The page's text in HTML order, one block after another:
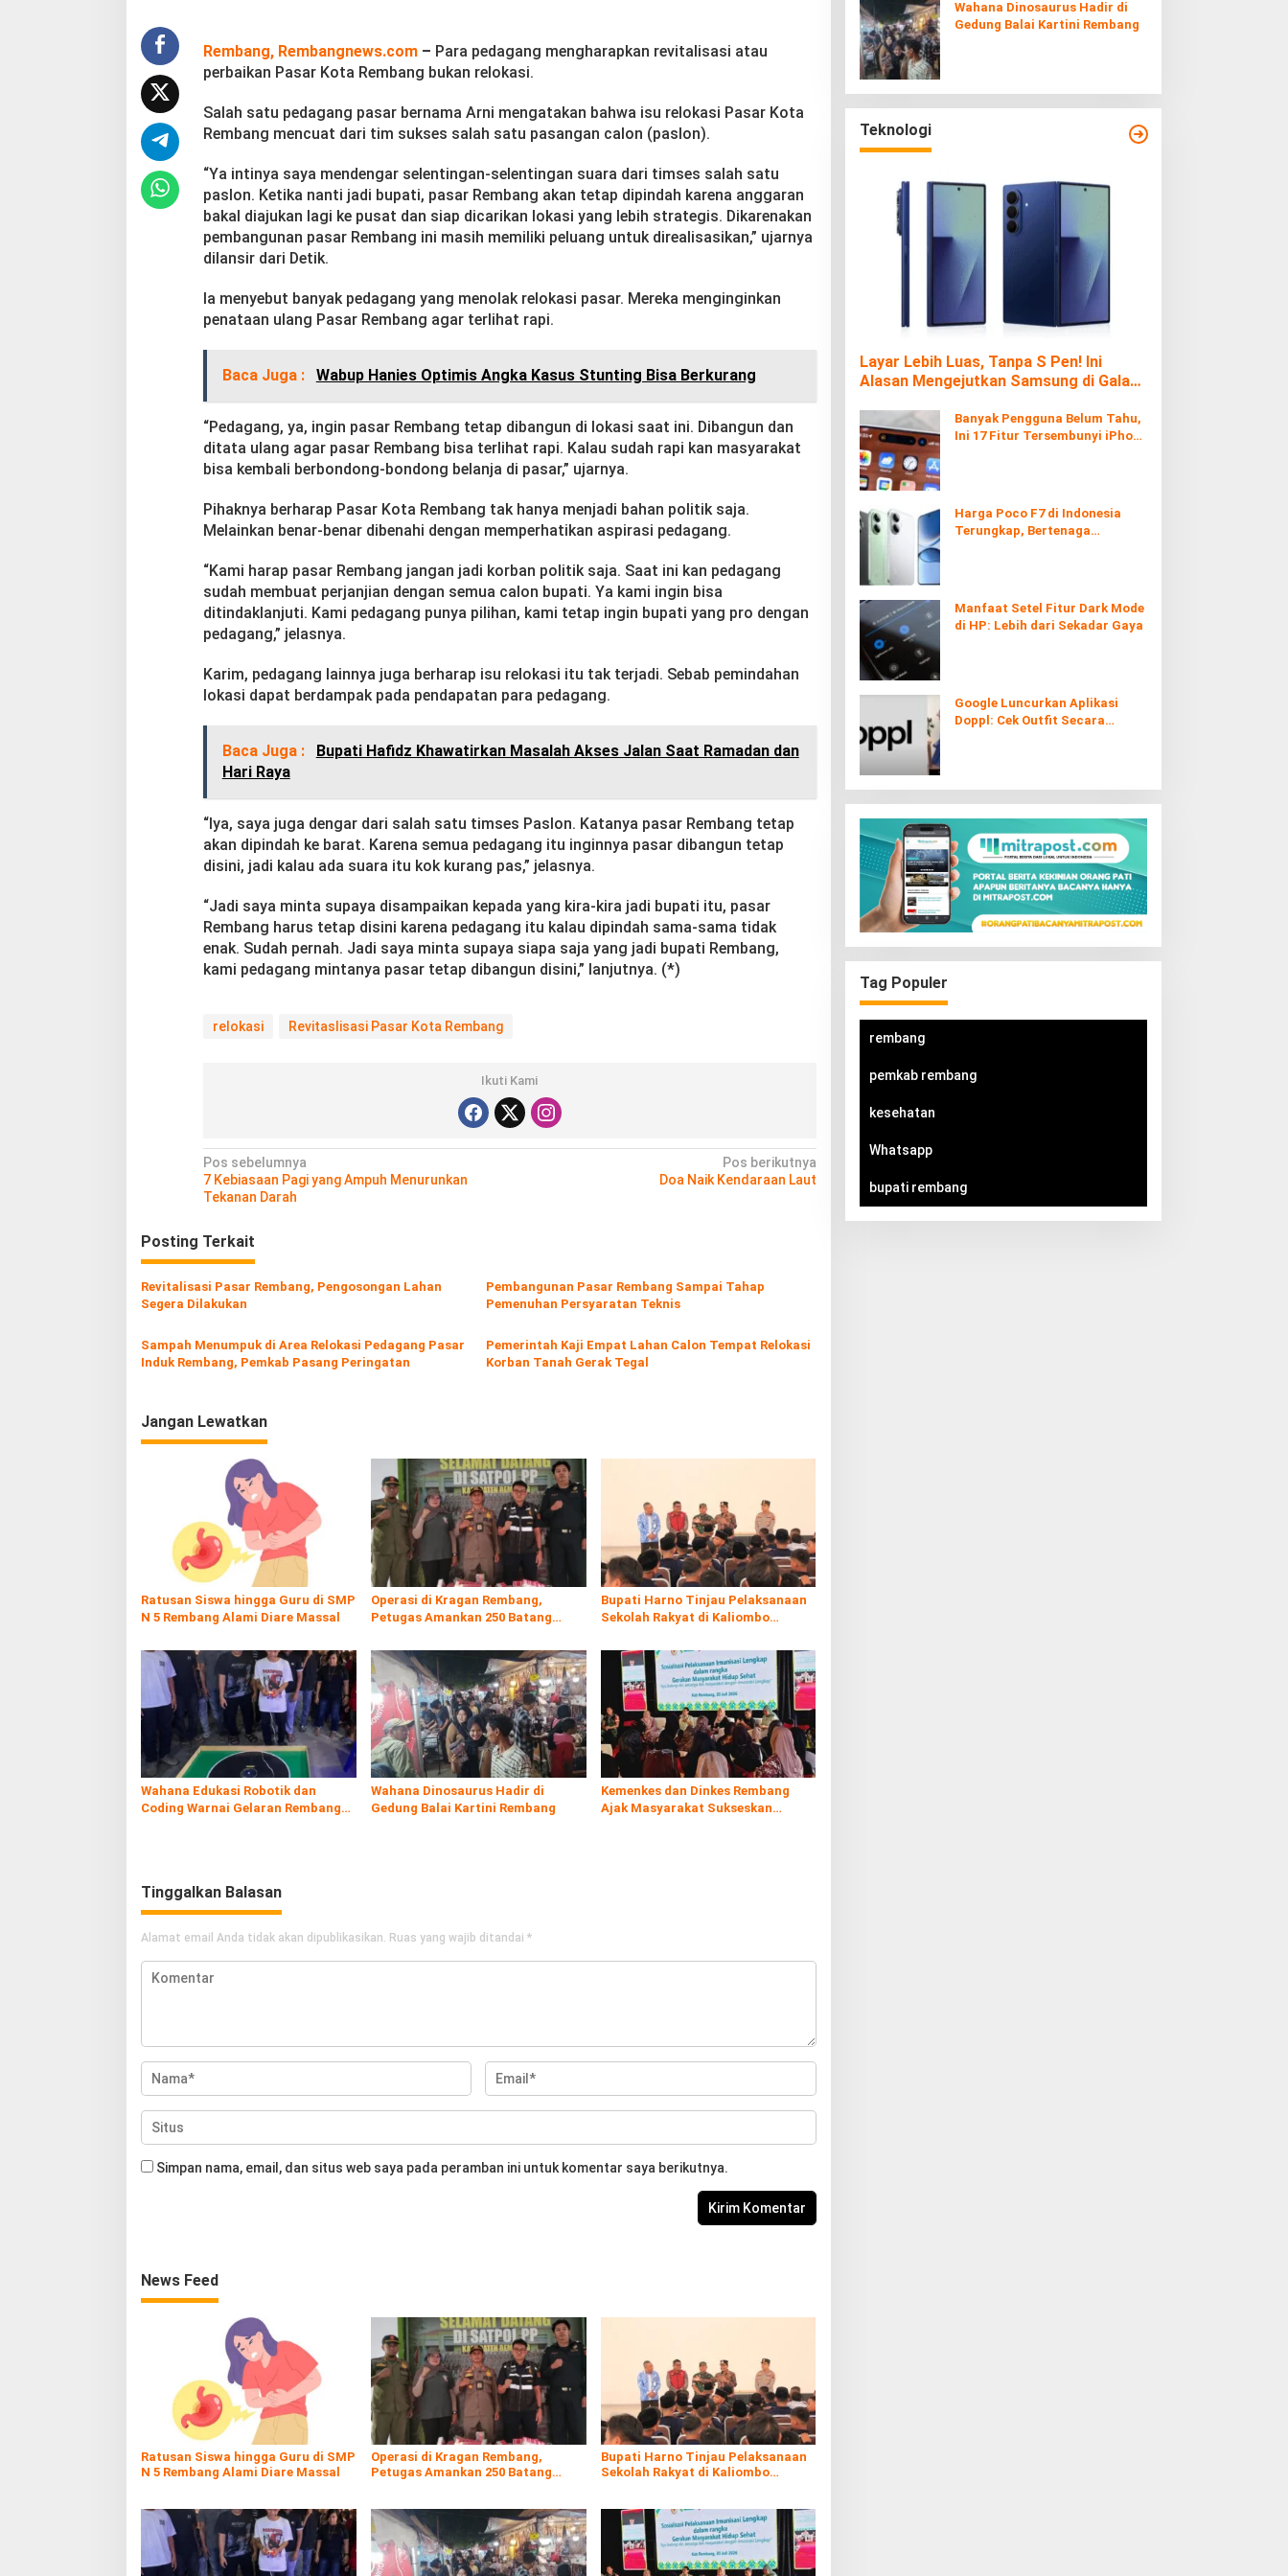
R
e
a
n
B
k
a
n
o
k
i
Rembang, Rembangnews.com– Para pedagang mengharapkan revitalisasi atau
perbaikan Pasar Kota Rembang bukan relokasi.
Salah satu pedagang pasar bernama Arni mengatakan bahwa isu relokasi Pasar Kota
Rembang mencuat dari tim sukses salah satu pasangan calon (paslon).
“Ya intinya saya mendengar selentingan-selentingan suara dari timses salah satu
paslon. Ketika nanti jadi bupati, pasar Rembang akan tetap dipindah karena anggaran
bakal diajukan lagi ke pusat dan siap dicarikan lokasi yang lebih strategis. Dikarenakan
pembangunan pasar Rembang ini masih memiliki peluang untuk direalisasikan,” ujarnya
dilansir dari Detik.
Ia menyebut banyak pedagang yang menolak relokasi pasar. Mereka menginginkan
penataan ulang Pasar Rembang agar terlihat rapi.
Baca Juga : Wabup Hanies Optimis Angka Kasus Stunting Bisa Berkurang
“Pedagang, ya, ingin pasar Rembang tetap dibangun di lokasi saat ini. Dibangun dan
ditata ulang agar pasar Rembang bisa terlihat rapi. Kalau sudah rapi kan masyarakat
bisa kembali berbondong-bondong belanja di pasar,” ujarnya.
Pihaknya berharap Pasar Kota Rembang tak hanya menjadi bahan politik saja.
Melainkan benar-benar dibenahi dengan memperhatikan aspirasi pedagang.
“Kami harap pasar Rembang jangan jadi korban politik saja. Saat ini kan pedagang
sudah membuat perjanjian dengan semua calon bupati. Ya kami ingin bisa
ditindaklanjuti. Kami pedagang punya pilihan, kami tetap ingin bupati yang pro dengan
pedagang,” jelasnya.
Karim, pedagang lainnya juga berharap isu relokasi itu tak terjadi. Sebab pemindahan
lokasi dapat berdampak pada pendapatan para pedagang.
Baca Juga :
Bupati Hafidz Khawatirkan Masalah Akses Jalan Saat Ramadan dan
Hari Raya
“Iya, saya juga dengar dari salah satu timses Paslon. Katanya pasar Rembang tetap
akan dipindah ke barat. Karena semua pedagang itu inginnya pasar dibangun tetap
disini, jadi kalau ada suara itu kok kurang pas,” jelasnya.
“Jadi saya minta supaya disampaikan kepada yang kira-kira jadi bupati itu, pasar
Rembang harus tetap disini karena pedagang itu kalau dipindah sama-sama tidak
enak. Sudah pernah. Jadi saya minta supaya siapa saja yang jadi bupati Rembang,
kami pedagang mintanya pasar tetap dibangun disini,” lanjutnya. (*)
relokasi Revitaslisasi Pasar Kota Rembang
Ikuti Kami
N
a
i
g
a
i
s
Pos sebelumnya
7 Kebiasaan Pagi yang Ampuh Menurunkan
Tekanan Darah
Pos berikutnya
Doa Naik Kendaraan Laut
Posting Terkait
Revitalisasi Pasar Rembang, Pengosongan Lahan
Segera Dilakukan
Pembangunan Pasar Rembang Sampai Tahap
Pemenuhan Persyaratan Teknis
Sampah Menumpuk di Area Relokasi Pedagang Pasar
Induk Rembang, Pemkab Pasang Peringatan
Pemerintah Kaji Empat Lahan Calon Tempat Relokasi
Korban Tanah Gerak Tegal
Jangan Lewatkan
Ratusan Siswa hingga Guru di SMP
N 5 Rembang Alami Diare Massal
Operasi di Kragan Rembang,
Petugas Amankan 250 Batang
Bupati Harno Tinjau Pelaksanaan
Sekolah Rakyat di Kaliombo
Wahana Edukasi Robotik dan
Coding Warnai Gelaran Rembang
Wahana Dinosaurus Hadir di
Gedung Balai Kartini Rembang
Kemenkes dan Dinkes Rembang
Ajak Masyarakat Sukseskan
Tinggalkan Balasan
Alamat email Anda tidak akan dipublikasikan. Ruas yang wajib ditandai *
Simpan nama, email, dan situs web saya pada peramban ini untuk komentar saya berikutnya.
News Feed
Ratusan Siswa hingga Guru di SMP
N 5 Rembang Alami Diare Massal
Operasi di Kragan Rembang,
Petugas Amankan 250 Batang
Bupati Harno Tinjau Pelaksanaan
Sekolah Rakyat di Kaliombo
Wahana Dinosaurus Hadir di
Gedung Balai Kartini Rembang
Teknologi
Layar Lebih Luas, Tanpa S Pen! Ini
Alasan Mengejutkan Samsung di Galaxy
Banyak Pengguna Belum Tahu,
Ini 17 Fitur Tersembunyi iPhone
Harga Poco F7 di Indonesia
Terungkap, Bertenaga
Manfaat Setel Fitur Dark Mode
di HP: Lebih dari Sekadar Gaya
Google Luncurkan Aplikasi
Doppl: Cek Outfit Secara
Tag Populer
rembang
pemkab rembang
kesehatan
Whatsapp
bupati rembang